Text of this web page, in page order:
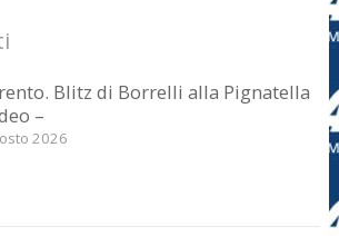
Blitz di Borrelli alla Pignatella
–
2026